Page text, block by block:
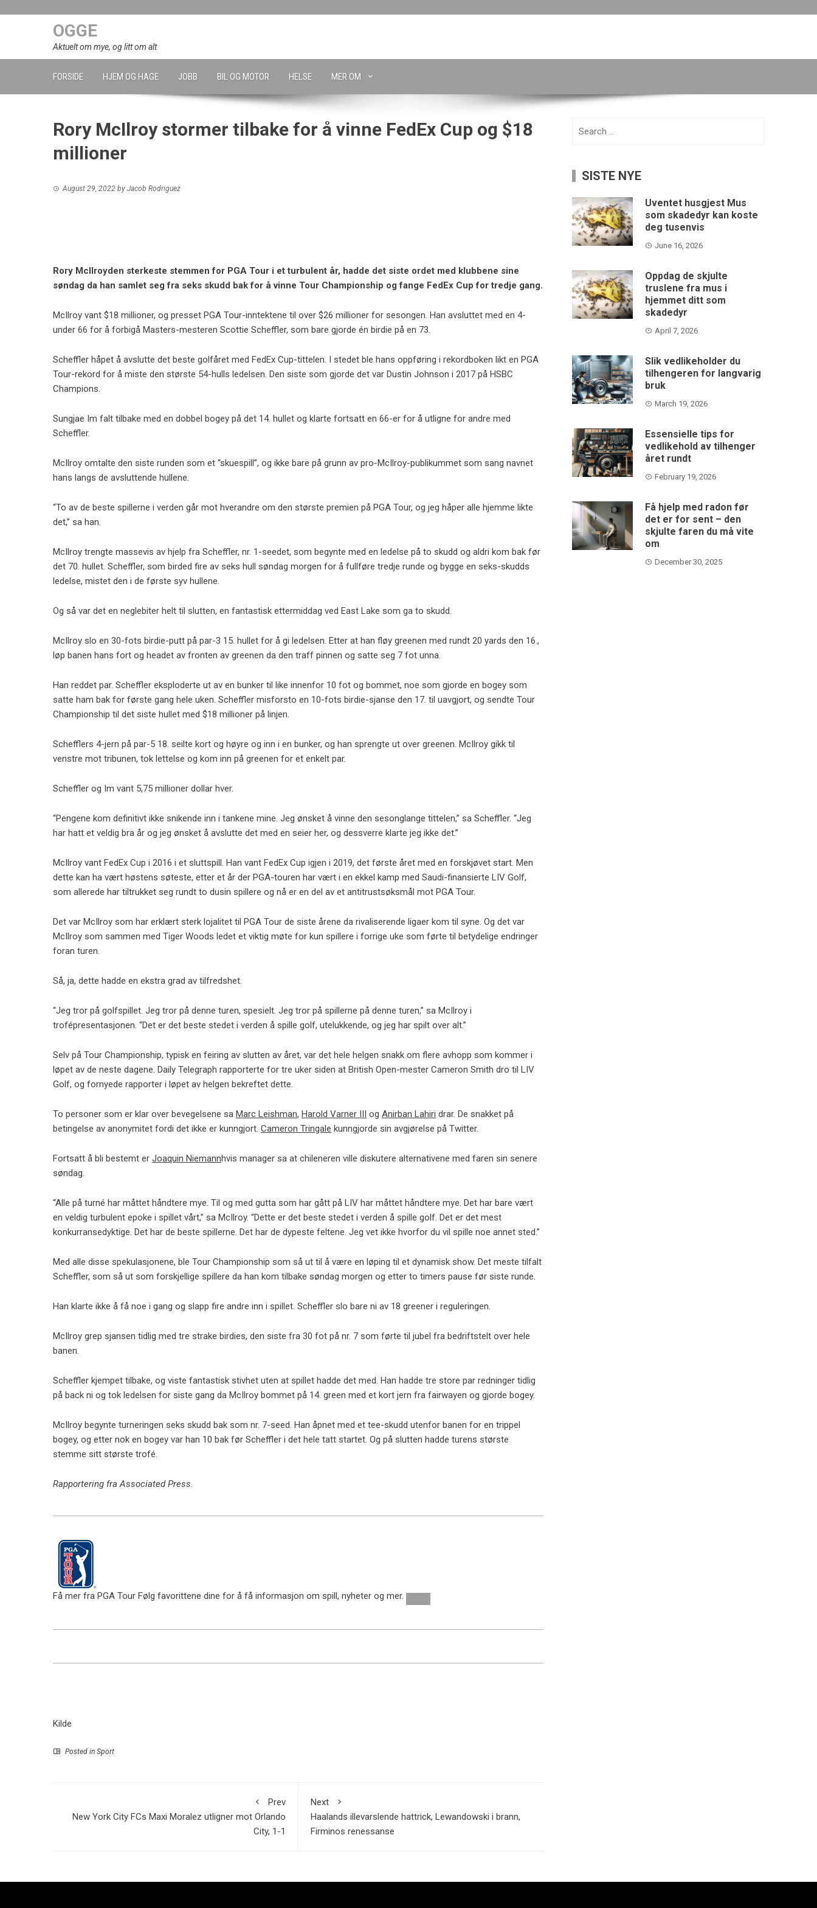
OGGE
Aktuelt om mye, og litt om alt
FORSIDE HJEM OG HAGE JOBB BIL OG MOTOR HELSE MER OM
Rory McIlroy stormer tilbake for å vinne FedEx Cup og $18
millioner
August 29, 2022 by Jacob Rodriguez
Rory McIlroyden sterkeste stemmen for PGA Tour i et turbulent år, hadde det siste ordet med klubbene sine
søndag da han samlet seg fra seks skudd bak for å vinne Tour Championship og fange FedEx Cup for tredje gang.
McIlroy vant $18 millioner, og presset PGA Tour-inntektene til over $26 millioner for sesongen. Han avsluttet med en 4-
under 66 for å forbigå Masters-mesteren Scottie Scheffler, som bare gjorde én birdie på en 73.
Scheffler håpet å avslutte det beste golfåret med FedEx Cup-tittelen. I stedet ble hans oppføring i rekordboken likt en PGA
Tour-rekord for å miste den største 54-hulls ledelsen. Den siste som gjorde det var Dustin Johnson i 2017 på HSBC
Champions.
Sungjae Im falt tilbake med en dobbel bogey på det 14. hullet og klarte fortsatt en 66-er for å utligne for andre med
Scheffler.
McIlroy omtalte den siste runden som et “skuespill”, og ikke bare på grunn av pro-McIlroy-publikummet som sang navnet
hans langs de avsluttende hullene.
“To av de beste spillerne i verden går mot hverandre om den største premien på PGA Tour, og jeg håper alle hjemme likte
det,” sa han.
McIlroy trengte massevis av hjelp fra Scheffler, nr. 1-seedet, som begynte med en ledelse på to skudd og aldri kom bak før
det 70. hullet. Scheffler, som birded fire av seks hull søndag morgen for å fullføre tredje runde og bygge en seks-skudds
ledelse, mistet den i de første syv hullene.
Og så var det en neglebiter helt til slutten, en fantastisk ettermiddag ved East Lake som ga to skudd.
McIlroy slo en 30-fots birdie-putt på par-3 15. hullet for å gi ledelsen. Etter at han fløy greenen med rundt 20 yards den 16.,
løp banen hans fort og headet av fronten av greenen da den traff pinnen og satte seg 7 fot unna.
Han reddet par. Scheffler eksploderte ut av en bunker til like innenfor 10 fot og bommet, noe som gjorde en bogey som
satte ham bak for første gang hele uken. Scheffler misforsto en 10-fots birdie-sjanse den 17. til uavgjort, og sendte Tour
Championship til det siste hullet med $18 millioner på linjen.
Schefflers 4-jern på par-5 18. seilte kort og høyre og inn i en bunker, og han sprengte ut over greenen. McIlroy gikk til
venstre mot tribunen, tok lettelse og kom inn på greenen for et enkelt par.
Scheffler og Im vant 5,75 millioner dollar hver.
“Pengene kom definitivt ikke snikende inn i tankene mine. Jeg ønsket å vinne den sesonglange tittelen,” sa Scheffler. “Jeg
har hatt et veldig bra år og jeg ønsket å avslutte det med en seier her, og dessverre klarte jeg ikke det.”
McIlroy vant FedEx Cup i 2016 i et sluttspill. Han vant FedEx Cup igjen i 2019, det første året med en forskjøvet start. Men
dette kan ha vært høstens søteste, etter et år der PGA-touren har vært i en ekkel kamp med Saudi-finansierte LIV Golf,
som allerede har tiltrukket seg rundt to dusin spillere og nå er en del av et antitrustsøksmål mot PGA Tour.
Det var McIlroy som har erklært sterk lojalitet til PGA Tour de siste årene da rivaliserende ligaer kom til syne. Og det var
McIlroy som sammen med Tiger Woods ledet et viktig møte for kun spillere i forrige uke som førte til betydelige endringer
foran turen.
Så, ja, dette hadde en ekstra grad av tilfredshet.
“Jeg tror på golfspillet. Jeg tror på denne turen, spesielt. Jeg tror på spillerne på denne turen,” sa McIlroy i
trofépresentasjonen. “Det er det beste stedet i verden å spille golf, utelukkende, og jeg har spilt over alt.”
Selv på Tour Championship, typisk en feiring av slutten av året, var det hele helgen snakk om flere avhopp som kommer i
løpet av de neste dagene. Daily Telegraph rapporterte for tre uker siden at British Open-mester Cameron Smith dro til LIV
Golf, og fornyede rapporter i løpet av helgen bekreftet dette.
To personer som er klar over bevegelsene sa Marc Leishman, Harold Varner III og Anirban Lahiri drar. De snakket på
betingelse av anonymitet fordi det ikke er kunngjort. Cameron Tringale kunngjorde sin avgjørelse på Twitter.
Fortsatt å bli bestemt er Joaquin Niemannhvis manager sa at chileneren ville diskutere alternativene med faren sin senere
søndag.
“Alle på turné har måttet håndtere mye. Til og med gutta som har gått på LIV har måttet håndtere mye. Det har bare vært
en veldig turbulent epoke i spillet vårt,” sa McIlroy. “Dette er det beste stedet i verden å spille golf. Det er det mest
konkurransedyktige. Det har de beste spillerne. Det har de dypeste feltene. Jeg vet ikke hvorfor du vil spille noe annet sted.”
Med alle disse spekulasjonene, ble Tour Championship som så ut til å være en løping til et dynamisk show. Det meste tilfalt
Scheffler, som så ut som forskjellige spillere da han kom tilbake søndag morgen og etter to timers pause før siste runde.
Han klarte ikke å få noe i gang og slapp fire andre inn i spillet. Scheffler slo bare ni av 18 greener i reguleringen.
McIlroy grep sjansen tidlig med tre strake birdies, den siste fra 30 fot på nr. 7 som førte til jubel fra bedriftstelt over hele
banen.
Scheffler kjempet tilbake, og viste fantastisk stivhet uten at spillet hadde det med. Han hadde tre store par redninger tidlig
på back ni og tok ledelsen for siste gang da McIlroy bommet på 14. green med et kort jern fra fairwayen og gjorde bogey.
McIlroy begynte turneringen seks skudd bak som nr. 7-seed. Han åpnet med et tee-skudd utenfor banen for en trippel
bogey, og etter nok en bogey var han 10 bak før Scheffler i det hele tatt startet. Og på slutten hadde turens største
stemme sitt største trofé.
Rapportering fra Associated Press.
Få mer fra PGA Tour Følg favorittene dine for å få informasjon om spill, nyheter og mer.
Kilde
Posted in Sport
Prev
New York City FCs Maxi Moralez utligner mot Orlando
City, 1-1
Next
Haalands illevarslende hattrick, Lewandowski i brann,
Firminos renessanse
SISTE NYE
Uventet husgjest Mus
som skadedyr kan koste
deg tusenvis
June 16, 2026
Oppdag de skjulte
truslene fra mus i
hjemmet ditt som
skadedyr
April 7, 2026
Slik vedlikeholder du
tilhengeren for langvarig
bruk
March 19, 2026
Essensielle tips for
vedlikehold av tilhenger
året rundt
February 19, 2026
Få hjelp med radon før
det er for sent – den
skjulte faren du må vite
om
December 30, 2025